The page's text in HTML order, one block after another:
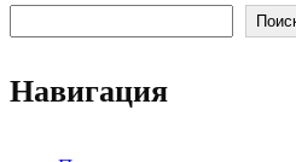
Навигация